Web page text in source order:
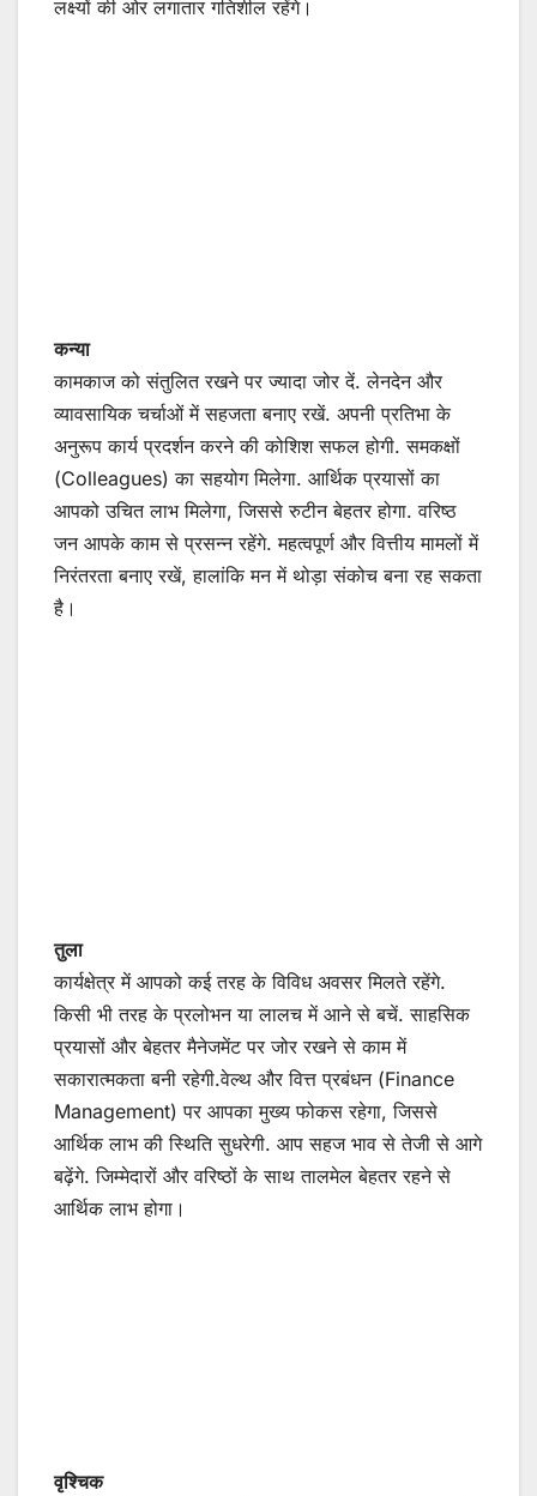
लक्ष्यों की ओर लगातार गतिशील रहेंगे।
कन्या
कामकाज को संतुलित रखने पर ज्यादा जोर दें. लेनदेन और
व्यावसायिक चर्चाओं में सहजता बनाए रखें. अपनी प्रतिभा के
अनुरूप कार्य प्रदर्शन करने की कोशिश सफल होगी. समकक्षों
(Colleagues) का सहयोग मिलेगा. आर्थिक प्रयासों का
आपको उचित लाभ मिलेगा, जिससे रुटीन बेहतर होगा. वरिष्ठ
जन आपके काम से प्रसन्न रहेंगे. महत्वपूर्ण और वित्तीय मामलों में
निरंतरता बनाए रखें, हालांकि मन में थोड़ा संकोच बना रह सकता
है।
तुला
कार्यक्षेत्र में आपको कई तरह के विविध अवसर मिलते रहेंगे.
किसी भी तरह के प्रलोभन या लालच में आने से बचें. साहसिक
प्रयासों और बेहतर मैनेजमेंट पर जोर रखने से काम में
सकारात्मकता बनी रहेगी.वेल्थ और वित्त प्रबंधन (Finance
Management) पर आपका मुख्य फोकस रहेगा, जिससे
आर्थिक लाभ की स्थिति सुधरेगी. आप सहज भाव से तेजी से आगे
बढ़ेंगे. जिम्मेदारों और वरिष्ठों के साथ तालमेल बेहतर रहने से
आर्थिक लाभ होगा।
वृश्चिक